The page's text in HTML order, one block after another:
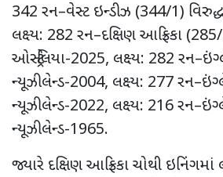
342 રન–વેસ્ટ ઇન્ડીઝ (344/1)
લક્ષ્ય: 282 રન–દક્ષિણ આફ્રિકા (
ઓસ્ટ્રેલિયા-2025, લક્ષ્ય: 282 રન–
ન્યૂઝીલેન્ડ-2004, લક્ષ્ય: 277રન–
ન્યૂઝીલેન્ડ-2022, લક્ષ્ય: 216રન–
ન્યૂઝીલેન્ડ-1965.
જ્યારે દક્ષિણ આફ્રિકા ચોથી ઇનિંગમાં